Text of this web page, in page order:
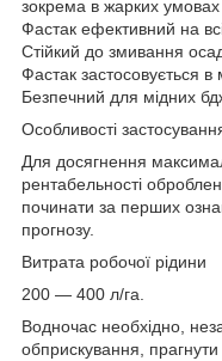
зокрема в жарких умовах
Фастак ефективний на
Стійкий до змивання
Фастак застосовується
Безпечний для мідних
Особливості
Для досягнення
рентабельності
починати за перших
прогнозу.
Витрата робочої рідини
200 — 400 л/га.
Водночас необхідно,
обприскування,